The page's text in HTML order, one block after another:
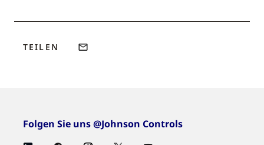
TEILEN
Folgen Sie uns @Johnson Controls